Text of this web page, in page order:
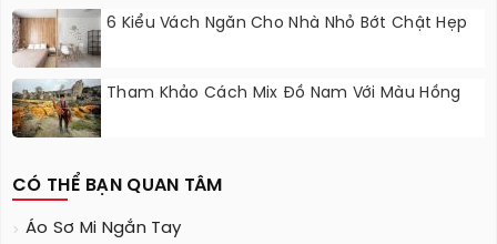
6 Kiểu Vách Ngăn Cho Nhà Nhỏ Bớt Chật Hẹp
Tham Khảo Cách Mix Đồ Nam Với Màu Hồng
CÓ THỂ BẠN QUAN TÂM
Áo Sơ Mi Ngắn Tay